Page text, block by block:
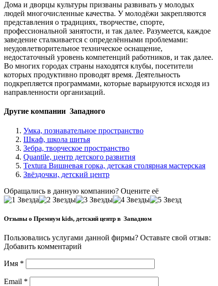
Дома и дворцы культуры призваны развивать у молодых
людей многочисленные качества. У молодёжи закрепляются
представления о традициях, творчестве, спорте,
профессиональной занятости, и так далее. Разумеется, каждое
заведение сталкивается с определёнными проблемами:
неудовлетворительное техническое оснащение,
недостаточный уровень компетенций работников, и так далее.
Во многих городах страны находятся клубы, посетители
которых продуктивно проводят время. Деятельность
подкрепляется программами, которые варьируются исходя из
направленности организаций.
Другие компании Западного
Умка, познавательное пространство
Шкаф, школа шитья
Зебра, творческое пространство
Quantile, центр детского развития
Textura Вишневая горка, детская столярная мастерская
Звёздочки, детский центр
Обращались в данную компанию? Оцените её
Отзывы о Премиум kids, детский центр в Западном
Пользовались услугами данной фирмы? Оставьте свой отзыв:
Добавить комментарий
Имя *
Email *